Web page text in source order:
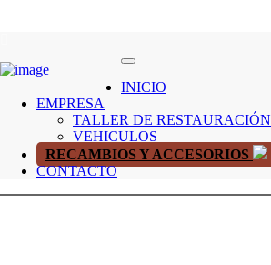
INICIO
EMPRESA
TALLER DE RESTAURACIÓN
VEHICULOS
RECAMBIOS Y ACCESORIOS
CONTACTO